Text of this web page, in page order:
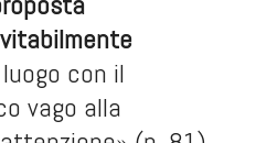
con il
vago alla